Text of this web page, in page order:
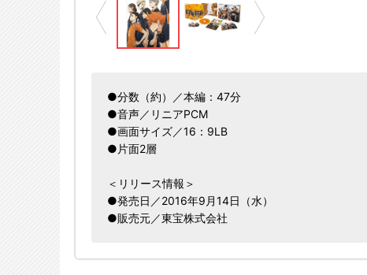
●分数（約）／本編：47分
●音声／リニアPCM
●画面サイズ／16：9LB
●片面2層
＜リリース情報＞
●発売日／2016年9月14日（水）
●販売元／東宝株式会社